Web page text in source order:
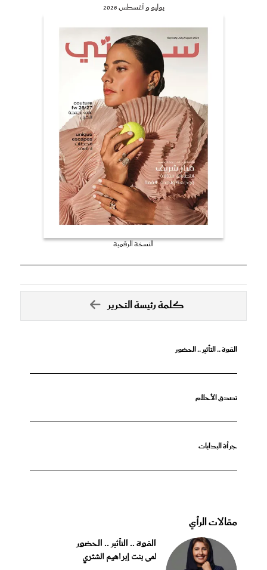
يوليو و أغسطس 2026
النسخة الرقمية
كلمة رئيسة التحرير
القوة .. التأثير .. الحضور
تصدق الأحلام
جرأة البدايات
مقالات الرأي
القوة .. التأثير .. الحضور
لمى بنت إبراهيم الشثري